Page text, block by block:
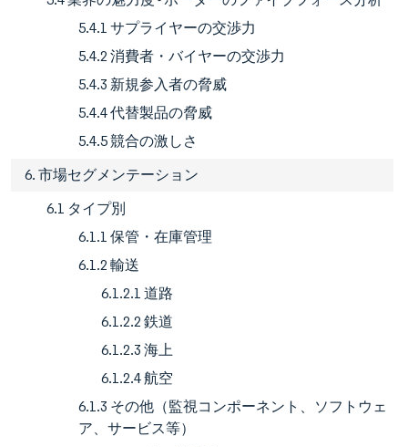
5.4.1 サプライヤーの交渉力
5.4.2 消費者・バイヤーの交渉力
5.4.3 新規参入者の脅威
5.4.4 代替製品の脅威
5.4.5 競合の激しさ
6. 市場セグメンテーション
6.1 タイプ別
6.1.1 保管・在庫管理
6.1.2 輸送
6.1.2.1 道路
6.1.2.2 鉄道
6.1.2.3 海上
6.1.2.4 航空
6.1.3 その他（監視コンポーネント、ソフトウェ
ア、サービス等）